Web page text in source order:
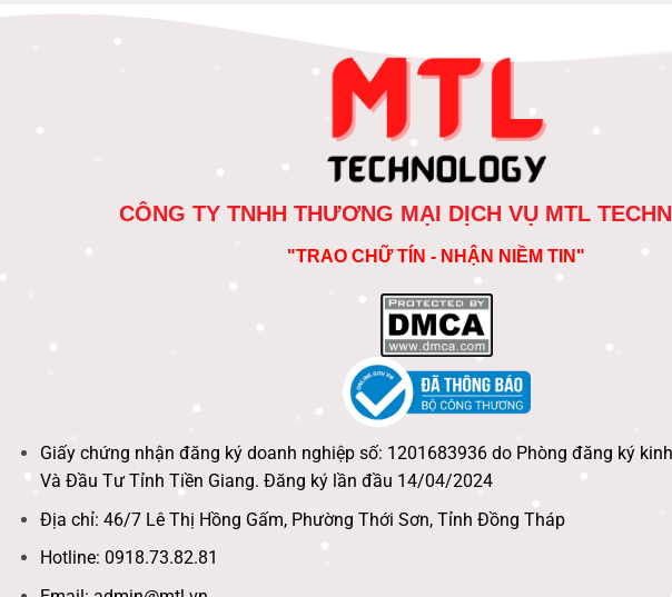
CÔNG TY TNHH THƯƠNG MẠI DỊCH VỤ MTL
"TRAO CHỮ TÍN - NHẬN NIỀM TIN"
Giấy chứng nhận đăng ký doanh nghiệp số: 1201683936 do Phòng đăng ký
Và Đầu Tư Tỉnh Tiền Giang. Đăng ký lần đầu 14/04/2024
Địa chỉ: 46/7 Lê Thị Hồng Gấm, Phường Thới Sơn, Tỉnh Đồng Tháp
Hotline: 0918.73.82.81